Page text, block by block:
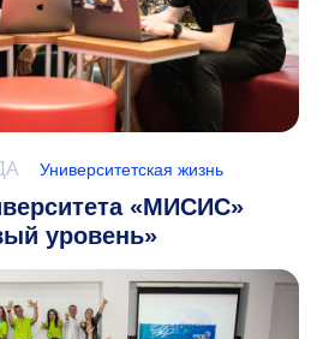
Университетская жизнь
«МИСИС»
уровень»